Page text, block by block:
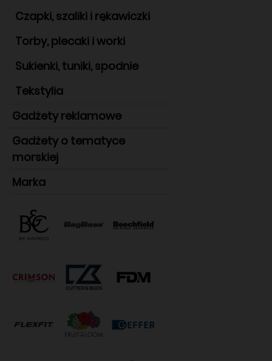
Czapki, szaliki i rękawiczki
Torby, plecaki i worki
Sukienki, tuniki, spodnie
Tekstylia
Gadżety reklamowe
Gadżety o tematyce
morskiej
Marka